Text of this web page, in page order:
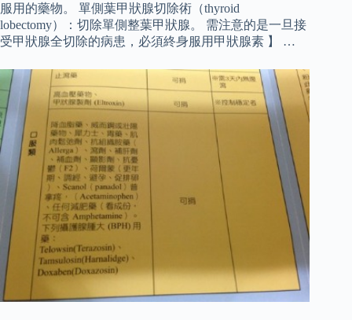
服用的藥物。 單側葉甲狀腺切除術（thyroid
lobectomy）：切除單側整葉甲狀腺。 需注意的是一旦接
受甲狀腺全切除的病患，必須終身服用甲狀腺素 】 …